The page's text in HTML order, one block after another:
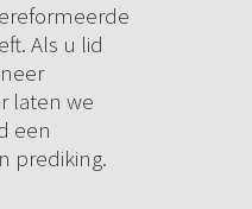
Als u lid
laten we
een
prediking.